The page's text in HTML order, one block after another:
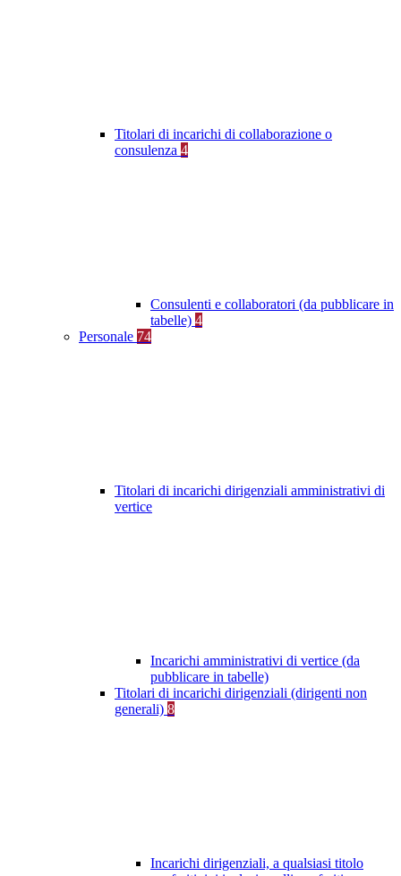
Titolari di incarichi di collaborazione o
consulenza 4
Consulenti e collaboratori (da pubblicare in
tabelle) 4
Personale 74
Titolari di incarichi dirigenziali amministrativi di
vertice
Incarichi amministrativi di vertice (da
pubblicare in tabelle)
Titolari di incarichi dirigenziali (dirigenti non
generali) 8
Incarichi dirigenziali, a qualsiasi titolo